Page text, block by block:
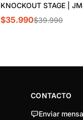
KNOCKOUT STAGE |
$35.990$39.990
CONTACTO
Enviar